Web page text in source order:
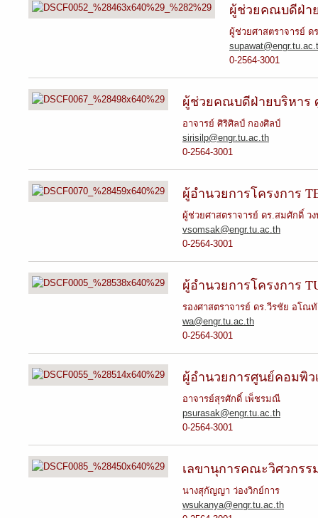
ผู้ช่วยคณบดีฝ่า
ผู้ช่วยศาสตราจารย์
0-2564-3001
ผู้ช่วยคณบดีฝ่ายบริหาร
อาจารย์ ศิริศิลป์ กองศิลป์
sirisilp@engr.tu.ac.th
0-2564-3001
ผู้อำนวยการโครงการ
ผู้ช่วยศาสตราจารย์ ดร.สมศักดิ์ ว
vsomsak@engr.tu.ac.th
0-2564-3001
ผู้อำนวยการโครงการ
รองศาสตราจารย์ ดร.วีรชัย อโณ
wa@engr.tu.ac.th
0-2564-3001
ผู้อำนวยการศูนย์คอมพิว
อาจารย์สุรศักดิ์ เพ็ชรมณี
psurasak@engr.tu.ac.th
0-2564-3001
เลขานุการคณะวิศวกรร
นางสุกัญญา ว่องวิกย์การ
wsukanya@engr.tu.ac.th